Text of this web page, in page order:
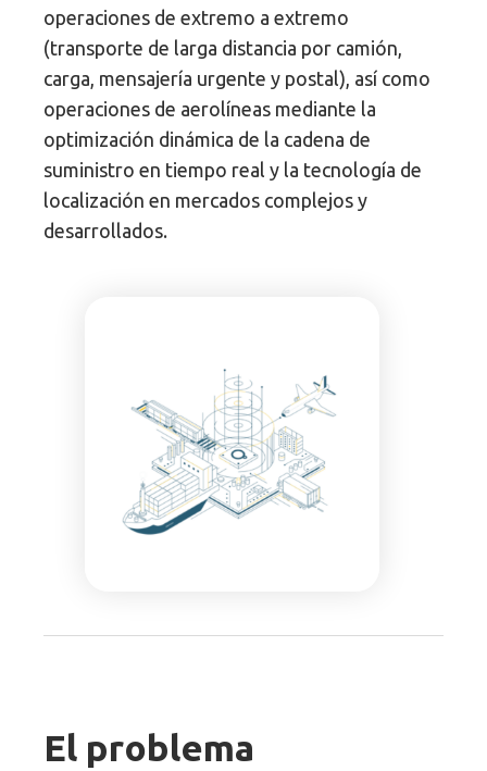
operaciones de extremo a extremo
(transporte de larga distancia por camión,
carga, mensajería urgente y postal), así como
operaciones de aerolíneas mediante la
optimización dinámica de la cadena de
suministro en tiempo real y la tecnología de
localización en mercados complejos y
desarrollados.
El problema